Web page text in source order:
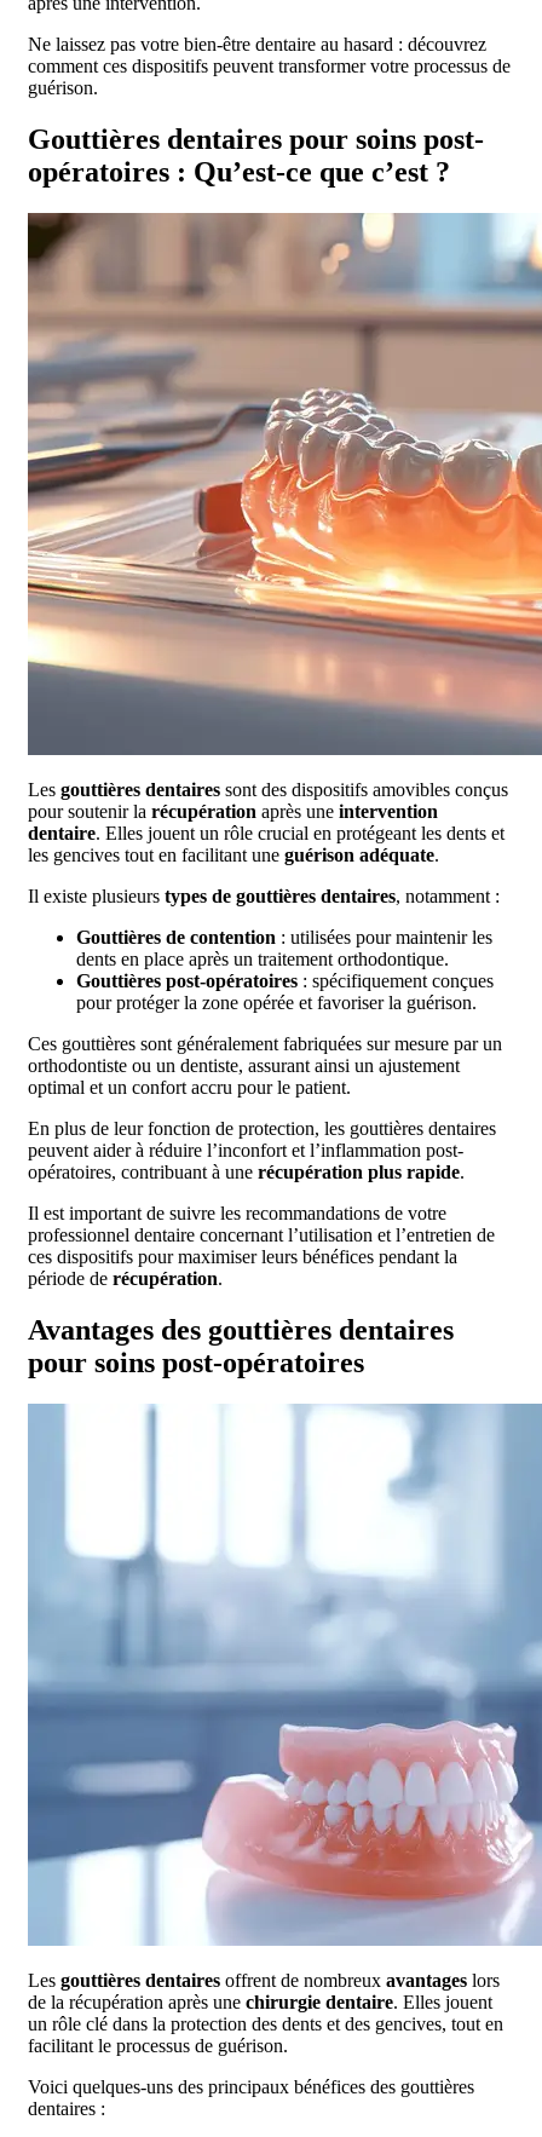
Ne laissez pas votre bien-être dentaire au hasard : découvrez
comment ces dispositifs peuvent transformer votre processus de
guérison.
Gouttières dentaires pour soins post-
opératoires : Qu’est-ce que c’est ?
Les gouttières dentaires sont des dispositifs amovibles conçus
pour soutenir la récupération après une intervention
dentaire. Elles jouent un rôle crucial en protégeant les dents et
les gencives tout en facilitant une guérison adéquate.
Il existe plusieurs types de gouttières dentaires, notamment :
Gouttières de contention : utilisées pour maintenir les
dents en place après un traitement orthodontique.
Gouttières post-opératoires : spécifiquement conçues
pour protéger la zone opérée et favoriser la guérison.
Ces gouttières sont généralement fabriquées sur mesure par un
orthodontiste ou un dentiste, assurant ainsi un ajustement
optimal et un confort accru pour le patient.
En plus de leur fonction de protection, les gouttières dentaires
peuvent aider à réduire l’inconfort et l’inflammation post-
opératoires, contribuant à une récupération plus rapide.
Il est important de suivre les recommandations de votre
professionnel dentaire concernant l’utilisation et l’entretien de
ces dispositifs pour maximiser leurs bénéfices pendant la
période de récupération.
Avantages des gouttières dentaires
pour soins post-opératoires
Les gouttières dentaires offrent de nombreux avantages lors
de la récupération après une chirurgie dentaire. Elles jouent
un rôle clé dans la protection des dents et des gencives, tout en
facilitant le processus de guérison.
Voici quelques-uns des principaux bénéfices des gouttières
dentaires :